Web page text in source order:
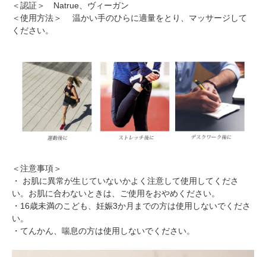
＜認証＞ Natrue、ヴィーガン
＜使用方法＞ 温かい手のひらに適量をとり、マッサージして
ください。
＜注意事項＞
・ お肌に異常が生じていないかよく注意して使用してくださ
い。お肌に合わないときは、ご使用をおやめください。
・16歳未満のこども、妊娠3か月までの方は使用しないでくださ
い。
・てんかん、喘息の方は使用しないでください。